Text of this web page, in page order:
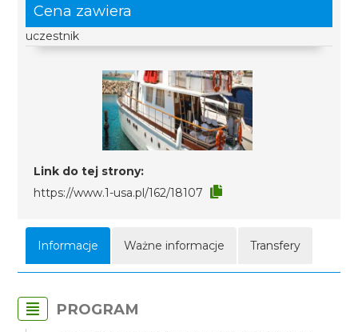
Cena zawiera
uczestnik
Link do tej strony:
https://www.1-usa.pl/162/18107
Informacje Ważne informacje Transfery
PROGRAM